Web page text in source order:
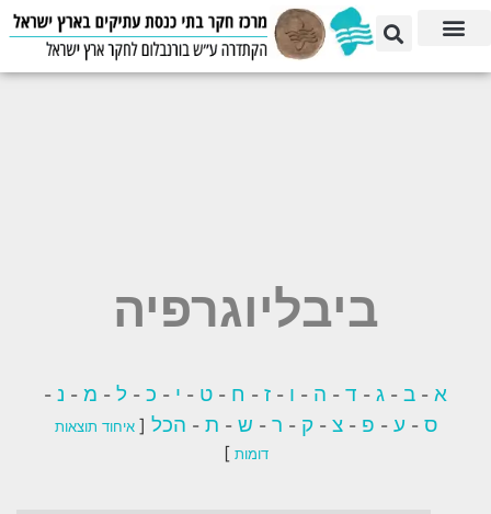
ביבליוגרפיה
א - ב - ג - ד - ה - ו - ז - ח - ט - י - כ - ל - מ - נ -
ס- ע- פ-צ-ק- ר- ש- ת- הכל [ איחוד תוצאות
דומות ]